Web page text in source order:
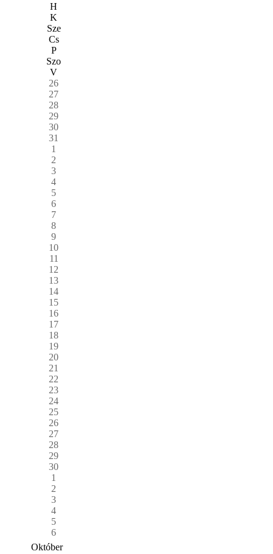
H
K
Sze
Cs
P
Szo
V
26
27
28
29
30
31
1
2
3
4
5
6
7
8
9
10
11
12
13
14
15
16
17
18
19
20
21
22
23
24
25
26
27
28
29
30
1
2
3
4
5
6
Október